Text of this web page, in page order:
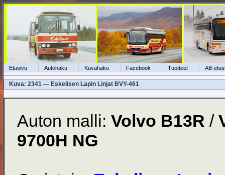
Etusivu Autohaku Kuvahaku Facebook Tuotteet AB-
Kuva: 2341 — Eskelisen Lapin Linjat BVY-461
Auton malli: Volvo B13R /
9700H NG